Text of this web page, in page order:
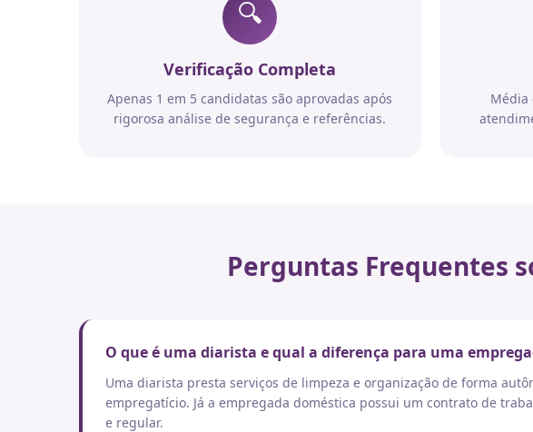
🔍
Verificação Completa
Apenas 1 em 5 candidatas são aprovadas após
rigorosa análise de segurança e referências.
Média
Perguntas Frequentes
O que é uma diarista e qual a diferença para uma
Uma diarista presta serviços de limpeza e organização de forma
empregatício. Já a empregada doméstica possui um contrato de
e regular.